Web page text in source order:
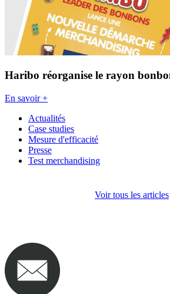
Haribo réorganise le rayon
En savoir +
Actualités
Case studies
Mesure d'efficacité
Presse
Test merchandising
Voir tous les articles